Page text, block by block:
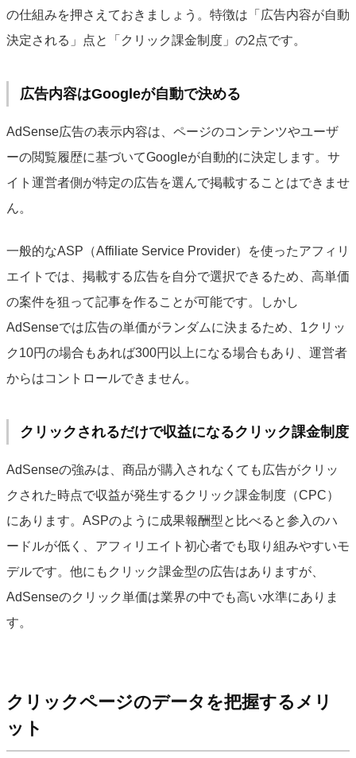
の仕組みを押さえておきましょう。特徴は「広告内容が自動
決定される」点と「クリック課金制度」の2点です。
広告内容はGoogleが自動で決める
AdSense広告の表示内容は、ページのコンテンツやユーザ
ーの閲覧履歴に基づいてGoogleが自動的に決定します。サ
イト運営者側が特定の広告を選んで掲載することはできませ
ん。
一般的なASP（Affiliate Service Provider）を使ったアフィリ
エイトでは、掲載する広告を自分で選択できるため、高単価
の案件を狙って記事を作ることが可能です。しかし
AdSenseでは広告の単価がランダムに決まるため、1クリッ
ク10円の場合もあれば300円以上になる場合もあり、運営者
からはコントロールできません。
クリックされるだけで収益になるクリック課金制度
AdSenseの強みは、商品が購入されなくても広告がクリッ
クされた時点で収益が発生するクリック課金制度（CPC）
にあります。ASPのように成果報酬型と比べると参入のハ
ードルが低く、アフィリエイト初心者でも取り組みやすいモ
デルです。他にもクリック課金型の広告はありますが、
AdSenseのクリック単価は業界の中でも高い水準にありま
す。
クリックページのデータを把握するメリ
ット